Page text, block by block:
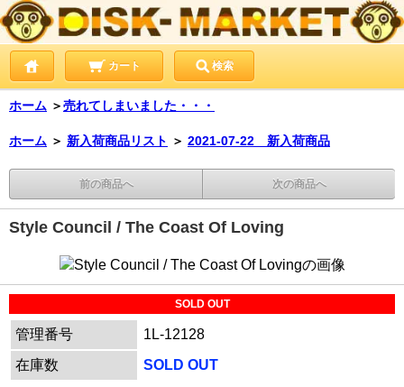
カート 検索
ホーム ＞売れてしまいました・・・
ホーム ＞ 新入荷商品リスト ＞ 2021-07-22 新入荷商品
前の商品へ 次の商品へ
Style Council / The Coast Of Loving
SOLD OUT
管理番号
1L-12128
在庫数
SOLD OUT